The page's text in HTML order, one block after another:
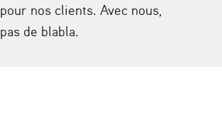
pour nos clients. Avec nous,
pas de blabla.